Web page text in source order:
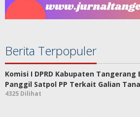
Berita Terpopuler
Komisi I DPRD Kabupaten Tangerang
Panggil Satpol PP Terkait Galian
4325 Dilihat